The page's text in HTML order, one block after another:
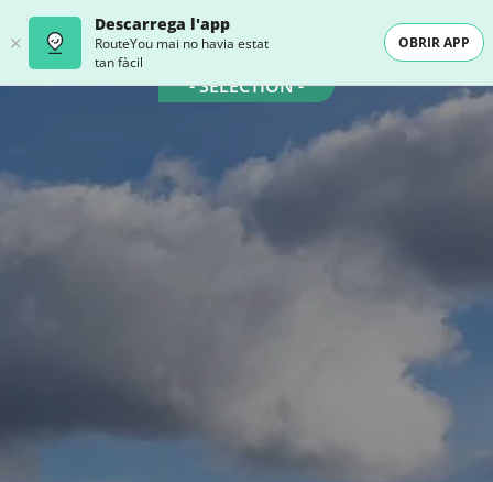
Descarrega l'app
RouteYou mai no havia estat
tan fàcil
OBRIR APP
- SELECTION -